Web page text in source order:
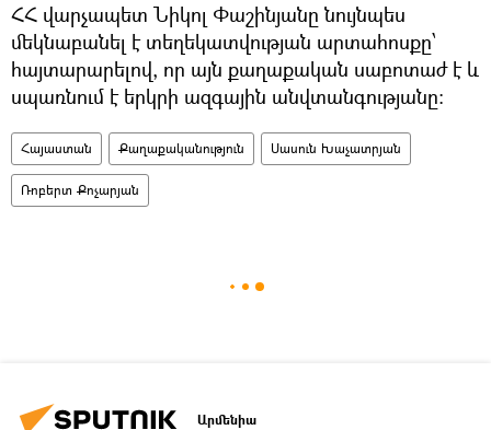
ՀՀ վարչապետ Նիկոլ Փաշինյանը նույնպես
մեկնաբանել է տեղեկատվության արտահոսքը՝
հայտարարելով, որ այն քաղաքական սաբոտաժ է և
սպառնում է երկրի ազգային անվտանգությանը:
Հայաստան Քաղաքականություն Սասուն Խաչատրյան
Ռոբերտ Քոչարյան
Արմենիա